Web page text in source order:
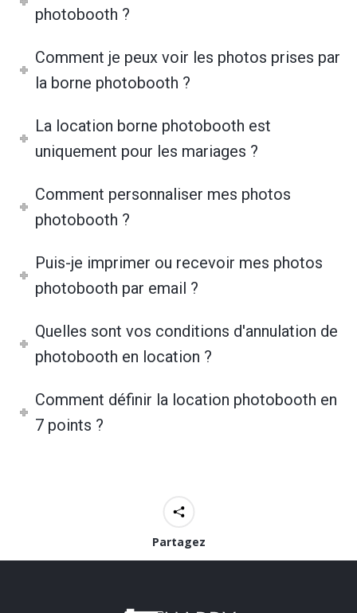
photobooth ?
Comment je peux voir les photos prises par
la borne photobooth ?
La location borne photobooth est
uniquement pour les mariages ?
Comment personnaliser mes photos
photobooth ?
Puis-je imprimer ou recevoir mes photos
photobooth par email ?
Quelles sont vos conditions d'annulation de
photobooth en location ?
Comment définir la location photobooth en
7 points ?
Partagez